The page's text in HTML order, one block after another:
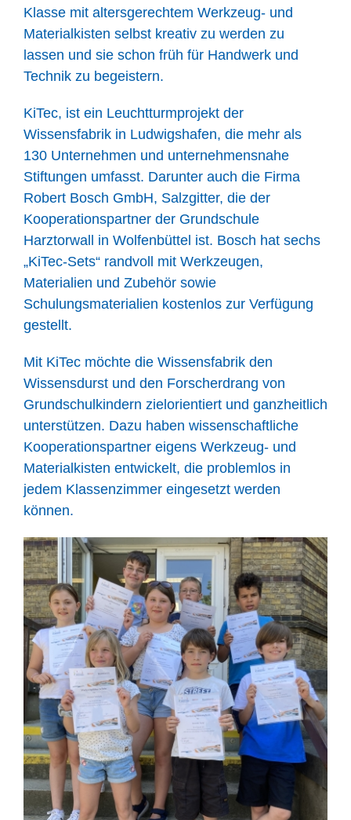
Klasse mit altersgerechtem Werkzeug- und
Materialkisten selbst kreativ zu werden zu
lassen und sie schon früh für Handwerk und
Technik zu begeistern.
KiTec, ist ein Leuchtturmprojekt der
Wissensfabrik in Ludwigshafen, die mehr als
130 Unternehmen und unternehmensnahe
Stiftungen umfasst. Darunter auch die Firma
Robert Bosch GmbH, Salzgitter, die der
Kooperationspartner der Grundschule
Harztorwall in Wolfenbüttel ist. Bosch hat sechs
„KiTec-Sets“ randvoll mit Werkzeugen,
Materialien und Zubehör sowie
Schulungsmaterialien kostenlos zur Verfügung
gestellt.
Mit KiTec möchte die Wissensfabrik den
Wissensdurst und den Forscherdrang von
Grundschulkindern zielorientiert und ganzheitlich
unterstützen. Dazu haben wissenschaftliche
Kooperationspartner eigens Werkzeug- und
Materialkisten entwickelt, die problemlos in
jedem Klassenzimmer eingesetzt werden
können.